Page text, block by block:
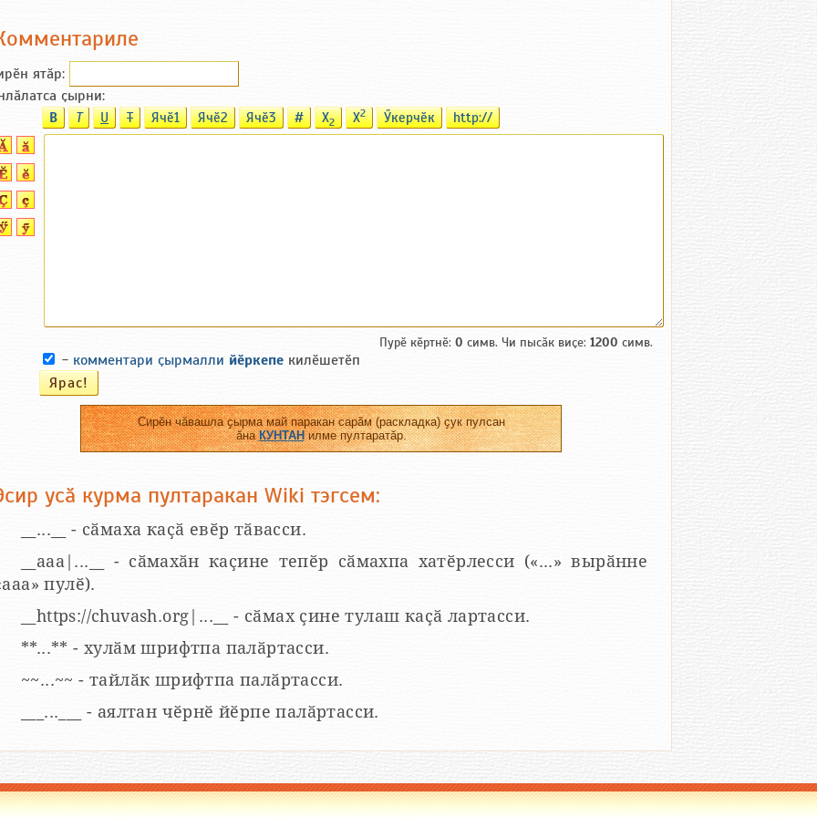
ятӑp:
ҫырни:
B T U T Ячӗ1 Ячӗ2 Ячӗ3 # X2 X2 Ӳкерчӗк http://
Пурӗ кӗртнӗ: 0 симв. Чи пысӑк виҫе: 1200 симв.
- комментари ҫырмалли йӗркепе килӗшетӗп
Сирӗн чӑвашла ҫырма май паракан сарӑм (раскладка) ҫук пулсан
ӑнаКУНТАНилме пултаратӑр.
усӑ курма пултаракан Wiki тэгсем:
__...__ - сӑмаха каҫӑ евӗр тӑвасси.
__aaa|...__ - сӑмахӑн каҫине тепӗр сӑмахпа хатӗрлесси («...» вырӑнне
пулӗ).
__https://chuvash.org|...__ - сӑмах ҫине тулаш каҫӑ лартасси.
**...** - хулӑм шрифтпа палӑртасси.
~~...~~ - тайлӑк шрифтпа палӑртасси.
___...___ - аялтан чӗрнӗ йӗрпе палӑртасси.